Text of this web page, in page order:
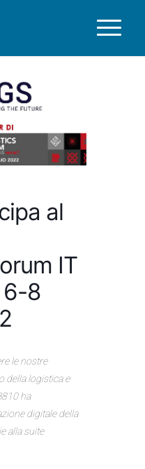
al
IT
6-8
le nostre
della logisticae
ha
digitale della
alla suite